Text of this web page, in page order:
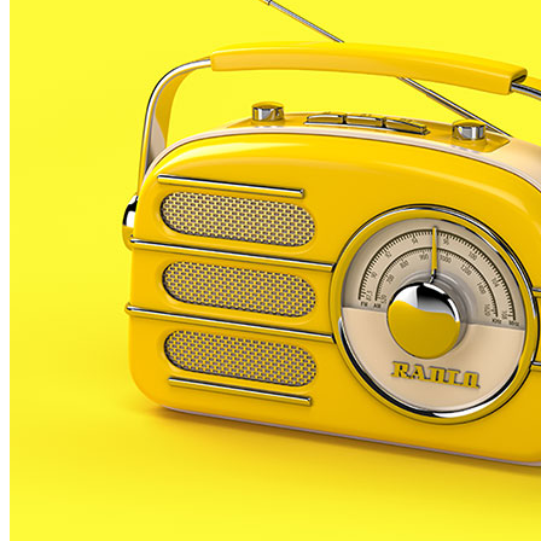
preparat una campanya de sensibilització per fomentar el reciclatge i la correcte
El Consell Comarcal del Maresme fa temps que
fomenta la recollida selectiva de les tres fraccions
clàssiques (paper i cartró, vidre i envasos) amb la
intenció d’augmentar-ne la seva qualitat tot reduint
el volum de materials impropis que es dipositen als
contenidors blau, verd i groc.
Les dades apunten que un 2% dels materials que es
recullen en el contenidor de vidre són impropis. En el
cas del paper i cartró aquest percentatge puja fins al
6% i en el dels envasos els impropis pugen fins el